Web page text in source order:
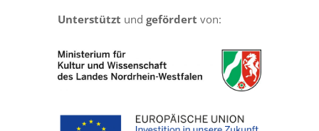
Unterstützt und gefördert von: